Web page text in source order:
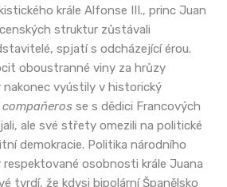
krále Alfonse III., princ Juan
struktur zůstávali
spjatí s odcházející érou.
oboustranné viny za hrůzy
nakonec vyústily v historický
compaňeros se s dědici Francových
ale své střety omezili na politické
demokracie. Politika národního
respektované osobnosti krále Juana
tvrdí, že kdysi bipolární Španělsko